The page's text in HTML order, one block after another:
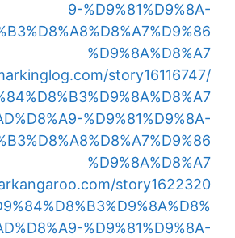
9-%D9%81%D9%8A-
%D9%8A%D8%A7
story16116747/
%D9%81%D9%8A-
%D9%8A%D8%A7
story1622320
%D9%81%D9%8A-